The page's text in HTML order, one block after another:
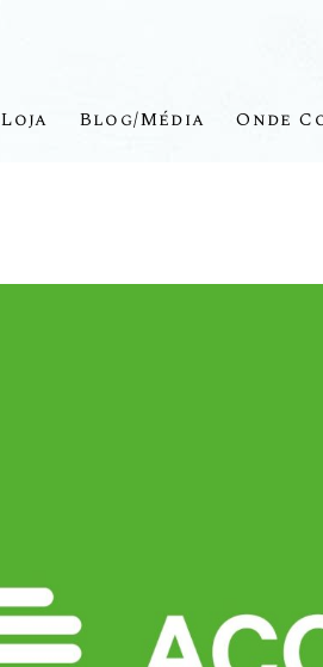
Loja Blog/Média Onde